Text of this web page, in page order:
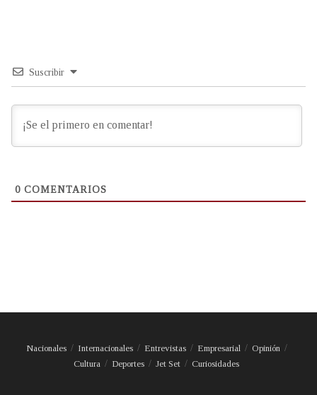
Suscribir
0 COMENTARIOS
Nacionales Internacionales Entrevistas Empresarial
Opinión
Cultura
Deportes Jet Set Curiosidades